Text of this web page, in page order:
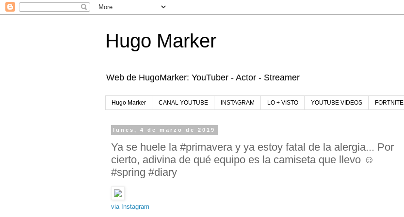
Hugo Marker
Web de HugoMarker: YouTuber - Actor - Streamer
Hugo Marker CANAL YOUTUBE INSTAGRAM LO + VISTO YOUTUBE VIDEOS FORTNITE
lunes, 4 de marzo de 2019
Ya se huele la #primavera y ya estoy fatal de la alergia... Por
cierto, adivina de qué equipo es la camiseta que llevo ☺️
#spring #diary
via Instagram